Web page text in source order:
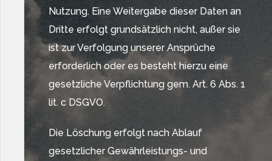
Nutzung. Eine Weitergabe dieser Daten an
Dritte erfolgt grundsätzlich nicht, außer sie
ist zur Verfolgung unserer Ansprüche
erforderlich oder es besteht hierzu eine
gesetzliche Verpflichtung gem. Art. 6 Abs. 1
lit. c DSGVO.
Die Löschung erfolgt nach Ablauf
gesetzlicher Gewährleistungs- und